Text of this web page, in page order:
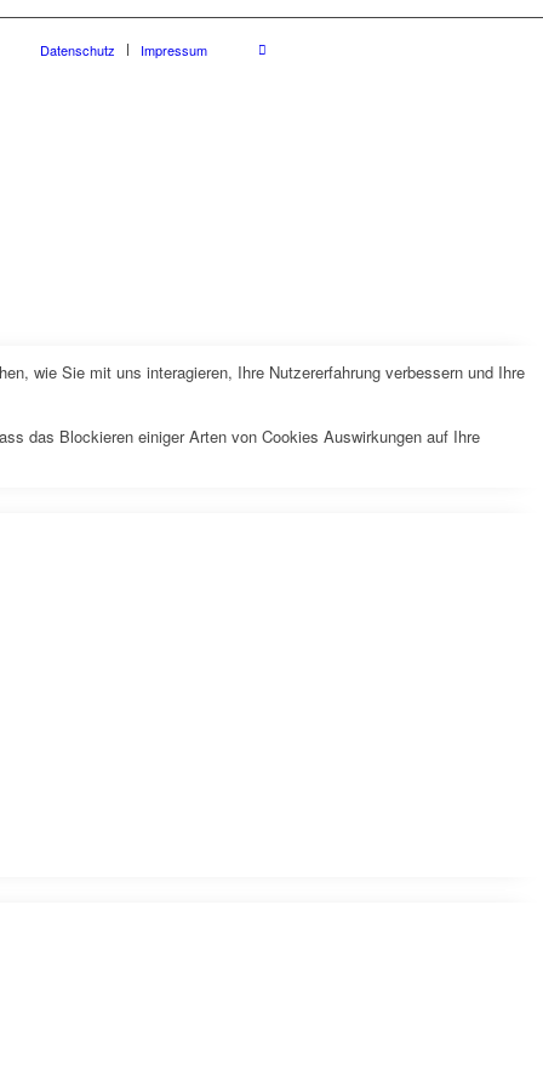
Datenschutz Impressum
wie Sie mit uns interagieren, Ihre Nutzererfahrung verbessern und Ihre
das Blockieren einiger Arten von Cookies Auswirkungen auf Ihre